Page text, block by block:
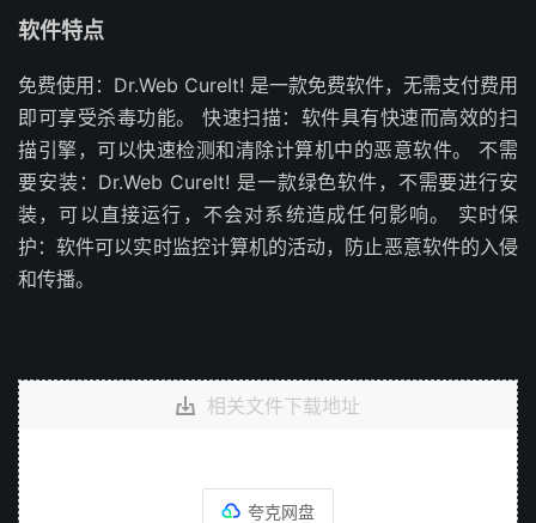
软件特点
免费使用：Dr.Web CureIt! 是一款免费软件，无需支付费用
即可享受杀毒功能。 快速扫描：软件具有快速而高效的扫
描引擎，可以快速检测和清除计算机中的恶意软件。 不需
要安装：Dr.Web CureIt! 是一款绿色软件，不需要进行安
装，可以直接运行，不会对系统造成任何影响。 实时保
护：软件可以实时监控计算机的活动，防止恶意软件的入侵
和传播。
相关文件下载地址
夸克网盘